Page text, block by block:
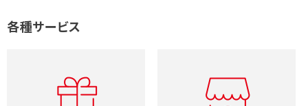
各種サービス